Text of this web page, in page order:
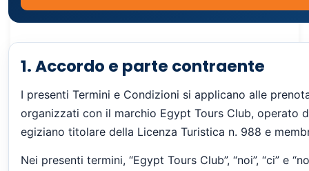
1. Accordo e parte contraente
I presenti Termini e Condizioni si applicano alle
organizzati con il marchio Egypt Tours Club, operato
egiziano titolare della Licenza Turistica n. 988 e
Nei presenti termini, “Egypt Tours Club”, “noi”, “ci” e